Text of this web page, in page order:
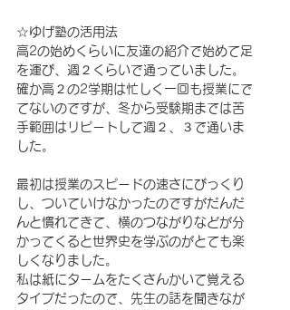
☆ゆげ塾の活用法
高2の始めくらいに友達の紹介で始めて足
を運び、週２くらいで通っていました。
確か高２の2学期は忙しく一回も授業にで
てないのですが、冬から受験期までは苦
手範囲はリピートして週２、３で通いま
した。
最初は授業のスピードの速さにびっくり
し、ついていけなかったのですがだんだ
んと慣れてきて、横のつながりなどが分
かってくると世界史を学ぶのがとても楽
しくなりました。
私は紙にタームをたくさんかいて覚える
タイプだったので、先生の話を聞きなが